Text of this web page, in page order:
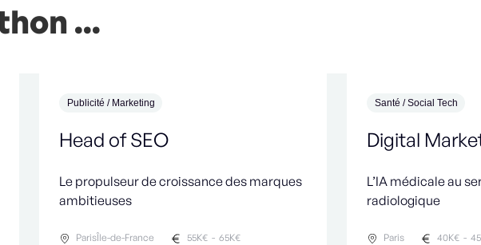
...
Publicité / Marketing
Head of SEO
Le propulseur de croissance des marques
ambitieuses
ParisÎle-de-France 55K€ - 65K€
Santé / Social Tech
Digital
L’IA médicale au
radiologique
Paris 40K€ - 45